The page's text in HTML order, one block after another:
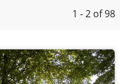
1 - 2 of 98